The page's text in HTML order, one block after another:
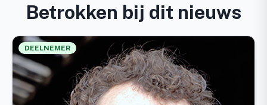
Betrokken bij dit nieuws
DEELNEMER